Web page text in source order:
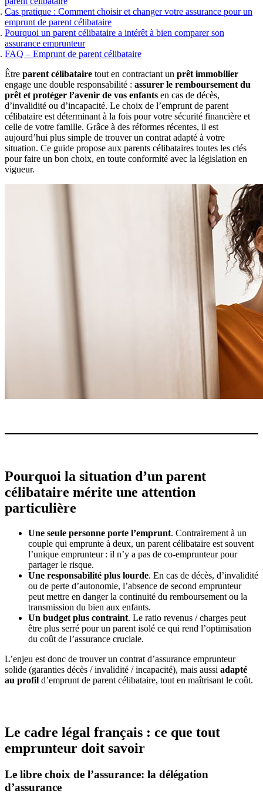
Obtenir un tarif
Nos experts basés à Lyon vous
Une assurance emprunteur
adaptée à votre profil
Obtenir un tarif
Remboursement anticipé du crédit immobilier
Obtenir un tarif
Nos experts basés à Lyon vous
accompagnent
Réduire le coût de votre
assurance de prêt
Obtenir un tarif
Barème des taux
Coût assurance emprunteur
Obtenir un tarif
Nos experts basés à Lyon vous
accompagnent
Tout savoir sur l'assurance de
prêt
Obtenir un tarif
Obtenir un tarif
Cas pratique : Comment choisir et changer votre assurance pour un
emprunt de parent célibataire
Pourquoi un parent célibataire a intérêt à bien comparer son
assurance emprunteur
FAQ – Emprunt de parent célibataire
Être parent célibataire tout en contractant un prêt immobilier
engage une double responsabilité : assurer le remboursement du
prêt et protéger l’avenir de vos enfants en cas de décès,
d’invalidité ou d’incapacité. Le choix de l’emprunt de parent
célibataire est déterminant à la fois pour votre sécurité financière et
celle de votre famille. Grâce à des réformes récentes, il est
aujourd’hui plus simple de trouver un contrat adapté à votre
situation. Ce guide propose aux parents célibataires toutes les clés
pour faire un bon choix, en toute conformité avec la législation en
vigueur.
Pourquoi la situation d’un parent
célibataire mérite une attention
particulière
Une seule personne porte l’emprunt. Contrairement à un
couple qui emprunte à deux, un parent célibataire est souvent
l’unique emprunteur : il n’y a pas de co‑emprunteur pour
partager le risque.
Une responsabilité plus lourde. En cas de décès, d’invalidité
ou de perte d’autonomie, l’absence de second emprunteur
peut mettre en danger la continuité du remboursement ou la
transmission du bien aux enfants.
Un budget plus contraint. Le ratio revenus / charges peut
être plus serré pour un parent isolé ce qui rend l’optimisation
du coût de l’assurance cruciale.
L’enjeu est donc de trouver un contrat d’assurance emprunteur
solide (garanties décès / invalidité / incapacité), mais aussi adapté
au profil d’emprunt de parent célibataire, tout en maîtrisant le coût.
Le cadre légal français : ce que tout
emprunteur doit savoir
Le libre choix de l’assurance: la délégation
d’assurance